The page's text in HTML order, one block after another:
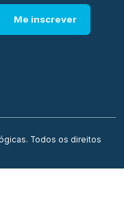
Me inscrever
Todos os direitos